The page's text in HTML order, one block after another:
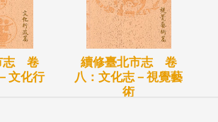
志 卷
文化行
續修臺北市志 卷
八：文化志－視覺藝
術